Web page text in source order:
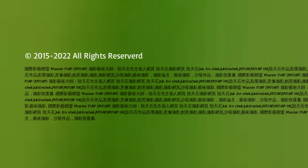
© 2015-2022 All Rights Reserverd
國際影藝聯盟 Master FIAP (MFIAP) 攝影藝術大師：陸天石先生個人網頁 陸天石攝影網頁 陸天石,luk tin shek,luktinshek,MFIAP,MFIAP HK,陸天石作品,彩墨
石作品,彩墨攝影,意像攝影,創意攝影,攝影,攝影網頁,沙龍攝影,藝術攝影，攝影論文，藝術攝影，沙龍作品，攝影技叢書. 國際影藝聯盟 Master FIAP (MFIAP)
FIAP (MFIAP) 攝影藝術大師：陸天石先生個人網頁 陸天石攝影網頁 陸天石,luk tin shek,luktinshek,MFIAP,MFIAP HK,陸天石作品,彩墨攝影,意像攝影,創意攝
shek,luktinshek,MFIAP,MFIAP HK,陸天石作品,彩墨攝影,意像攝影,創意攝影,攝影,攝影網頁,沙龍攝影,藝術攝影. 國際影藝聯盟 Master FIAP (MFIAP) 攝影藝術
品，攝影技叢書. 國際影藝聯盟 Master FIAP (MFIAP) 攝影藝術大師：陸天石先生個人網頁 陸天石攝影網頁 陸天石,luk tin shek,luktinshek,MFIAP,MFIAP
shek,luktinshek,MFIAP,MFIAP HK,陸天石作品,彩墨攝影,意像攝影,創意攝影,攝影,攝影網頁,沙龍攝影,藝術攝影，攝影論文，藝術攝影，沙龍作品，攝影技叢
影,藝術攝影. 國際影藝聯盟 Master FIAP (MFIAP) 攝影藝術大師：陸天石先生個人網頁 陸天石攝影網頁 陸天石,luk tin shek,luktinshek,MFIAP,MFIAP HK,陸
攝影網頁 陸天石,luk tin shek,luktinshek,MFIAP,MFIAP HK,陸天石作品,彩墨攝影,意像攝影,創意攝影,攝影,攝影網頁,沙龍攝影,藝術攝影. 國際影藝聯盟 Master
文，藝術攝影，沙龍作品，攝影技叢書.